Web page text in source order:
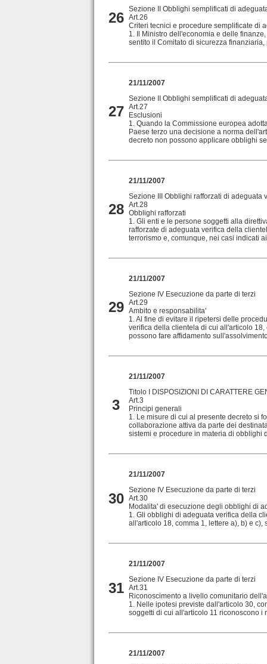
26
Sezione II Obblighi semplificati di
Art.26
Criteri tecnici e procedure semplificate di
1. Il Ministro dell'economia e delle
sentito il Comitato di sicurezza
27
21/11/2007
Sezione II Obblighi semplificati di
Art.27
Esclusioni
1. Quando la Commissione europea
Paese terzo una decisione a norma
decreto non possono applicare obblighi
28
21/11/2007
Sezione III Obblighi rafforzati di adeguata
Art.28
Obblighi rafforzati
1. Gli enti e le persone soggetti alla
rafforzate di adeguata verifica della
terrorismo e, comunque, nei casi indicati
29
21/11/2007
Sezione IV Esecuzione da parte di terzi
Art.29
Ambito e responsabilita'
1. Al fine di evitare il ripetersi delle
verifica della clientela di cui all'articolo
possono fare affidamento
3
21/11/2007
Titolo I DISPOSIZIONI DI CARATTERE
Art.3
Principi generali
1. Le misure di cui al presente decreto si
collaborazione attiva da parte dei
sistemi e procedure in materia di obblighi
30
21/11/2007
Sezione IV Esecuzione da parte di terzi
Art.30
Modalita' di esecuzione degli obblighi di
1. Gli obblighi di adeguata verifica della
all'articolo 18, comma 1, lettere a), b) e
31
21/11/2007
Sezione IV Esecuzione da parte di terzi
Art.31
Riconoscimento a livello comunitario
1. Nelle ipotesi previste dall'articolo 30,
soggetti di cui all'articolo 11 riconoscono
21/11/2007